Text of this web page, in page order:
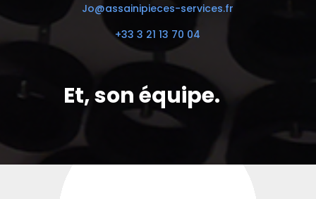
Jo@assainipieces-services.fr
+33 3 21 13 70 04
Et, son équipe.